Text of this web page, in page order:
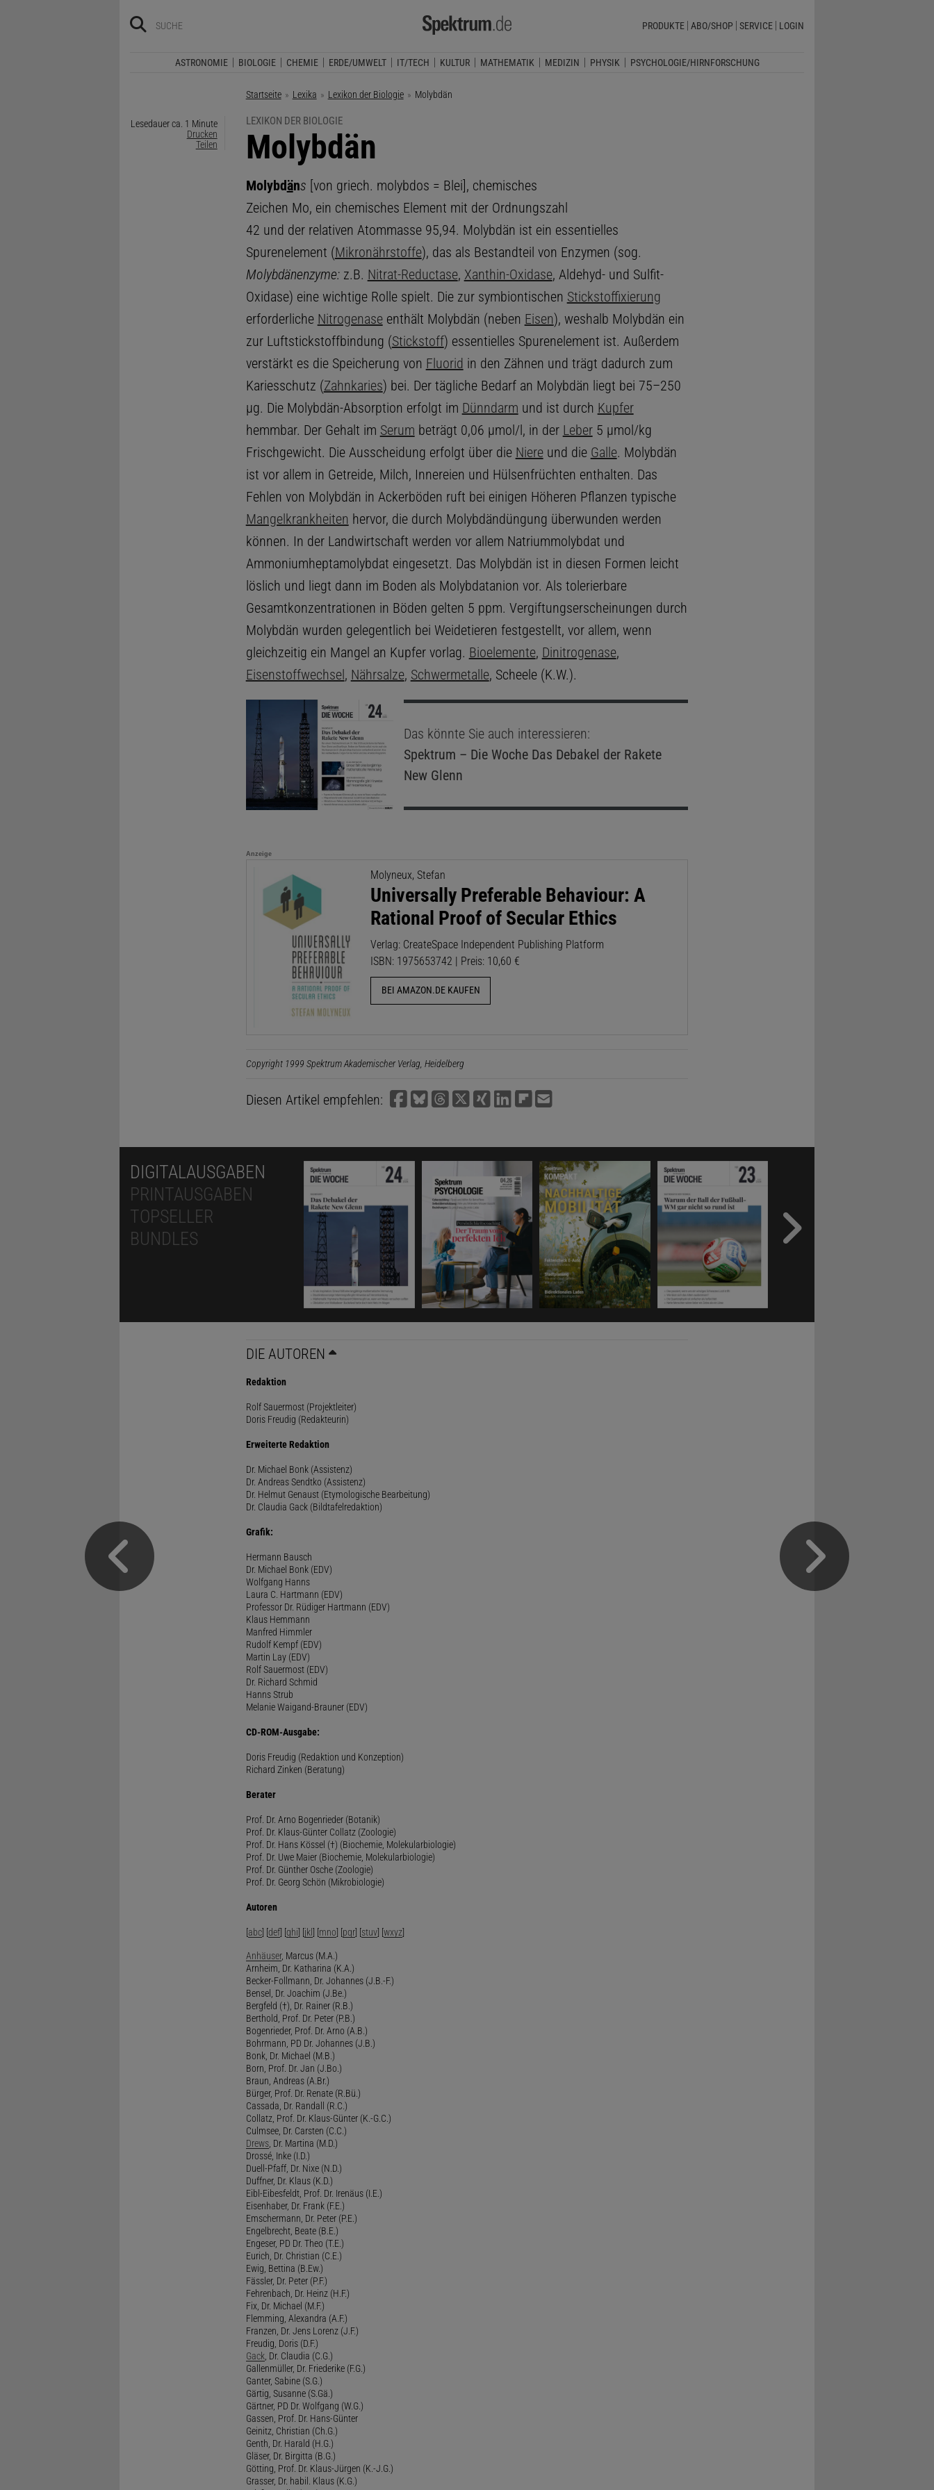
PRODUKTE ABO/SHOP SERVICE LOGIN
ASTRONOMIE BIOLOGIE CHEMIE ERDE/UMWELT IT/TECH KULTUR MATHEMATIK MEDIZIN PHYSIK PSYCHOLOGIE/HIRNFORSCHUNG
Startseite Lexika Lexikon der Biologie Aktuelle Seite:
Molybdän
Lesedauer ca. 1 Minute
Drucken
Teilen
LEXIKON DER BIOLOGIE
:
Molybdän
Molybdäns [von griech. molybdos = Blei], chemisches
Zeichen Mo, ein chemisches Element mit der Ordnungszahl
42 und der relativen Atommasse 95,94. Molybdän ist ein essentielles
Spurenelement (Mikronährstoffe), das als Bestandteil von Enzymen (sog.
Molybdänenzyme:z.B. Nitrat-Reductase, Xanthin-Oxidase, Aldehyd- und Sulfit-
Oxidase) eine wichtige Rolle spielt. Die zur symbiontischen Stickstoffixierung
erforderliche Nitrogenaseenthält Molybdän (neben Eisen), weshalb Molybdän ein
zur Luftstickstoffbindung (Stickstoff) essentielles Spurenelement ist. Außerdem
verstärkt es die Speicherung von Fluorid in den Zähnen und trägt dadurch zum
Kariesschutz (Zahnkaries) bei. Der tägliche Bedarf an Molybdän liegt bei 75–250
μg. Die Molybdän-Absorption erfolgt im Dünndarm und ist durch Kupfer
hemmbar. Der Gehalt im Serum beträgt 0,06 μmol/l, in der Leber5 μmol/kg
Frischgewicht. Die Ausscheidung erfolgt über die Niereund die Galle. Molybdän
ist vor allem in Getreide, Milch, Innereien und Hülsenfrüchten enthalten. Das
Fehlen von Molybdän in Ackerböden ruft bei einigen Höheren Pflanzen typische
Mangelkrankheiten hervor, die durch Molybdändüngung überwunden werden
können. In der Landwirtschaft werden vor allem Natriummolybdat und
Ammoniumheptamolybdat eingesetzt. Das Molybdän ist in diesen Formen leicht
löslich und liegt dann im Boden als Molybdatanion vor. Als tolerierbare
Gesamtkonzentrationen in Böden gelten 5 ppm. Vergiftungserscheinungen durch
Molybdän wurden gelegentlich bei Weidetieren festgestellt, vor allem, wenn
gleichzeitig ein Mangel an Kupfer vorlag. Bioelemente, Dinitrogenase,
Eisenstoffwechsel, Nährsalze, Schwermetalle, Scheele (K.W.).
Das könnte Sie auch interessieren:
Spektrum – Die WocheDas Debakel der Rakete
New Glenn
Anzeige
Molyneux, Stefan
Universally Preferable Behaviour: A
Rational Proof of Secular Ethics
Verlag: CreateSpace Independent Publishing Platform
ISBN: 1975653742 | Preis: 10,60 €
BEI AMAZON.DE KAUFEN
Copyright 1999 Spektrum Akademischer Verlag, Heidelberg
Diesen Artikel empfehlen:
DIGITALAUSGABEN
PRINTAUSGABEN
TOPSELLER
BUNDLES
DIE AUTOREN
Redaktion
Rolf Sauermost (Projektleiter)
Doris Freudig (Redakteurin)
Erweiterte Redaktion
Dr. Michael Bonk (Assistenz)
Dr. Andreas Sendtko (Assistenz)
Dr. Helmut Genaust (Etymologische Bearbeitung)
Dr. Claudia Gack (Bildtafelredaktion)
Grafik:
Hermann Bausch
Dr. Michael Bonk (EDV)
Wolfgang Hanns
Laura C. Hartmann (EDV)
Professor Dr. Rüdiger Hartmann (EDV)
Klaus Hemmann
Manfred Himmler
Rudolf Kempf (EDV)
Martin Lay (EDV)
Rolf Sauermost (EDV)
Dr. Richard Schmid
Hanns Strub
Melanie Waigand-Brauner (EDV)
CD-ROM-Ausgabe:
Doris Freudig (Redaktion und Konzeption)
Richard Zinken (Beratung)
Berater
Prof. Dr. Arno Bogenrieder (Botanik)
Prof. Dr. Klaus-Günter Collatz (Zoologie)
Prof. Dr. Hans Kössel (†) (Biochemie, Molekularbiologie)
Prof. Dr. Uwe Maier (Biochemie, Molekularbiologie)
Prof. Dr. Günther Osche (Zoologie)
Prof. Dr. Georg Schön (Mikrobiologie)
Autoren
[abc] [def] [ghi] [jkl] [mno] [pqr] [stuv] [wxyz]
Anhäuser, Marcus (M.A.)
Arnheim, Dr. Katharina (K.A.)
Becker-Follmann, Dr. Johannes (J.B.-F.)
Bensel, Dr. Joachim (J.Be.)
Bergfeld (†), Dr. Rainer (R.B.)
Berthold, Prof. Dr. Peter (P.B.)
Bogenrieder, Prof. Dr. Arno (A.B.)
Bohrmann, PD Dr. Johannes (J.B.)
Bonk, Dr. Michael (M.B.)
Born, Prof. Dr. Jan (J.Bo.)
Braun, Andreas (A.Br.)
Bürger, Prof. Dr. Renate (R.Bü.)
Cassada, Dr. Randall (R.C.)
Collatz, Prof. Dr. Klaus-Günter (K.-G.C.)
Culmsee, Dr. Carsten (C.C.)
Drews, Dr. Martina (M.D.)
Drossé, Inke (I.D.)
Duell-Pfaff, Dr. Nixe (N.D.)
Duffner, Dr. Klaus (K.D.)
Eibl-Eibesfeldt, Prof. Dr. Irenäus (I.E.)
Eisenhaber, Dr. Frank (F.E.)
Emschermann, Dr. Peter (P.E.)
Engelbrecht, Beate (B.E.)
Engeser, PD Dr. Theo (T.E.)
Eurich, Dr. Christian (C.E.)
Ewig, Bettina (B.Ew.)
Fässler, Dr. Peter (P.F.)
Fehrenbach, Dr. Heinz (H.F.)
Fix, Dr. Michael (M.F.)
Flemming, Alexandra (A.F.)
Franzen, Dr. Jens Lorenz (J.F.)
Freudig, Doris (D.F.)
Gack, Dr. Claudia (C.G.)
Gallenmüller, Dr. Friederike (F.G.)
Ganter, Sabine (S.G.)
Gärtig, Susanne (S.Gä.)
Gärtner, PD Dr. Wolfgang (W.G.)
Gassen, Prof. Dr. Hans-Günter
Geinitz, Christian (Ch.G.)
Genth, Dr. Harald (H.G.)
Gläser, Dr. Birgitta (B.G.)
Götting, Prof. Dr. Klaus-Jürgen (K.-J.G.)
Grasser, Dr. habil. Klaus (K.G.)